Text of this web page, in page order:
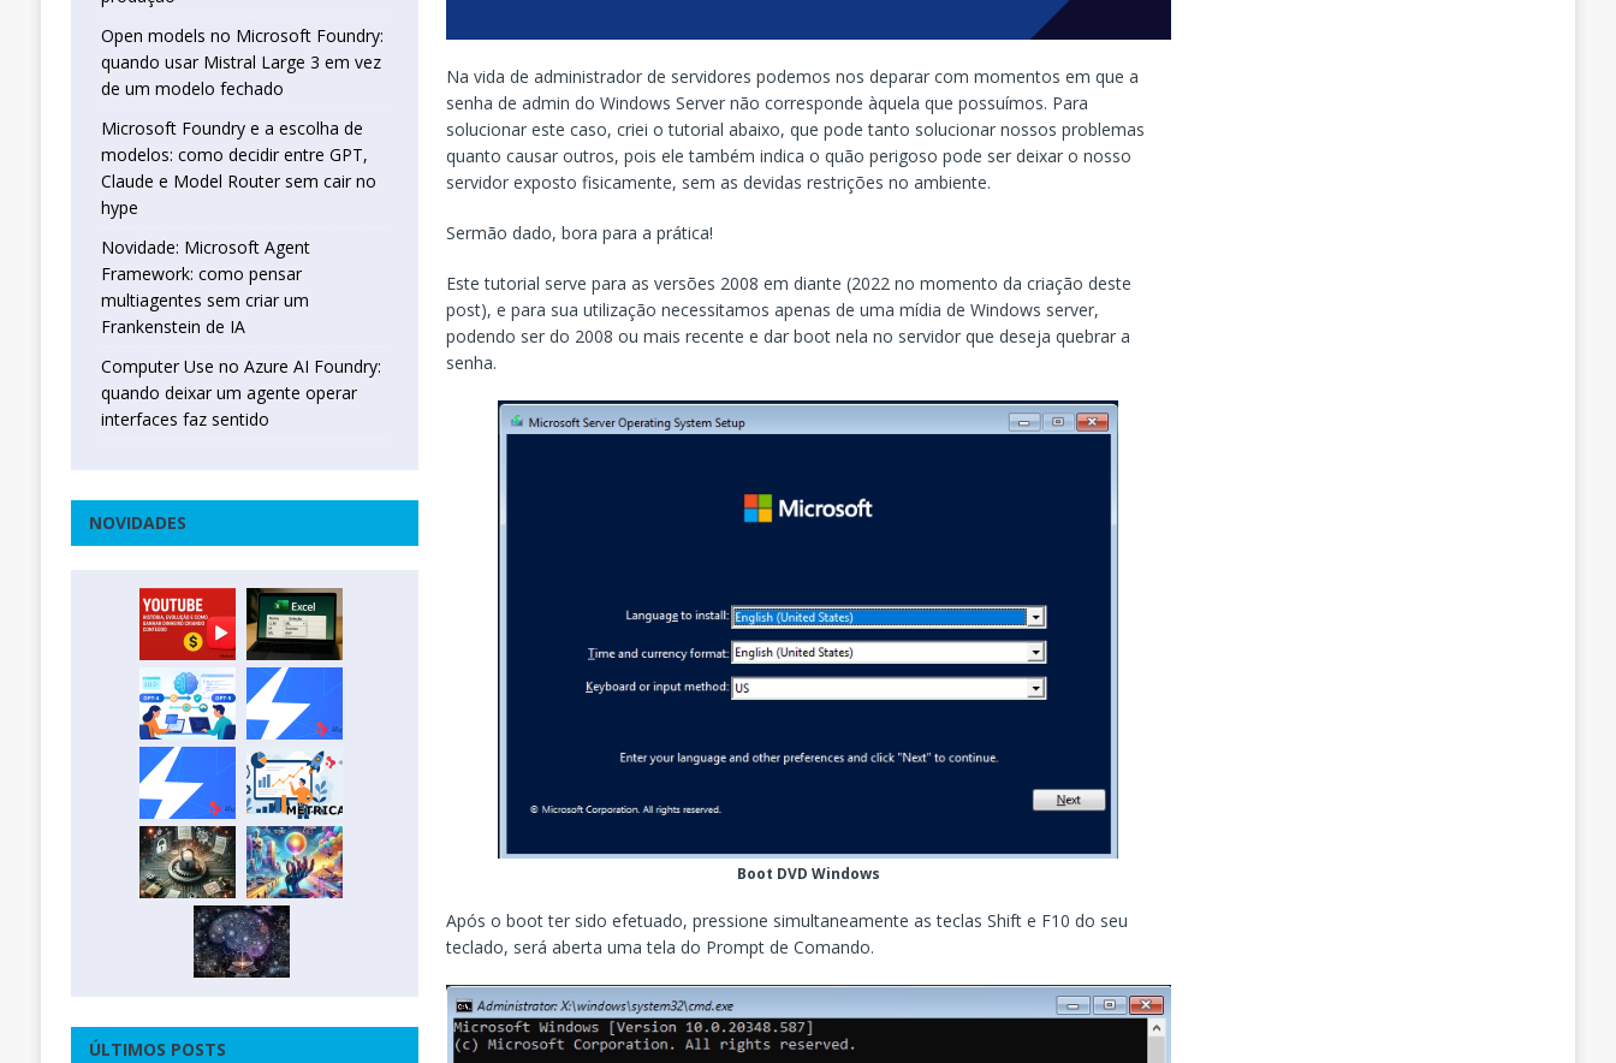
Na vida de administrador de servidores podemos nos deparar com momentos em que a
senha de admin do Windows Server não corresponde àquela que possuímos. Para
solucionar este caso, criei o tutorial abaixo, que pode tanto solucionar nossos problemas
quanto causar outros, pois ele também indica o quão perigoso pode ser deixar o nosso
servidor exposto fisicamente, sem as devidas restrições no ambiente.
Sermão dado, bora para a prática!
Este tutorial serve para as versões 2008 em diante (2022 no momento da criação deste
post), e para sua utilização necessitamos apenas de uma mídia de Windows server,
podendo ser do 2008 ou mais recente e dar boot nela no servidor que deseja quebrar a
senha.
Boot DVD Windows
Após o boot ter sido efetuado, pressione simultaneamente as teclas Shift e F10 do seu
teclado, será aberta uma tela do Prompt de Comando.
Open models no Microsoft Foundry:
quando usar Mistral Large 3 em vez
de um modelo fechado
Microsoft Foundry e a escolha de
modelos: como decidir entre GPT,
Claude e Model Router sem cair no
hype
Novidade: Microsoft Agent
Framework: como pensar
multiagentes sem criar um
Frankenstein de IA
Computer Use no Azure AI Foundry:
quando deixar um agente operar
interfaces faz sentido
NOVIDADES
ÚLTIMOS POSTS